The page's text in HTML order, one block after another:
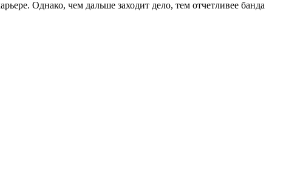
Однако, чем дальше заходит дело, тем отчетливее банда